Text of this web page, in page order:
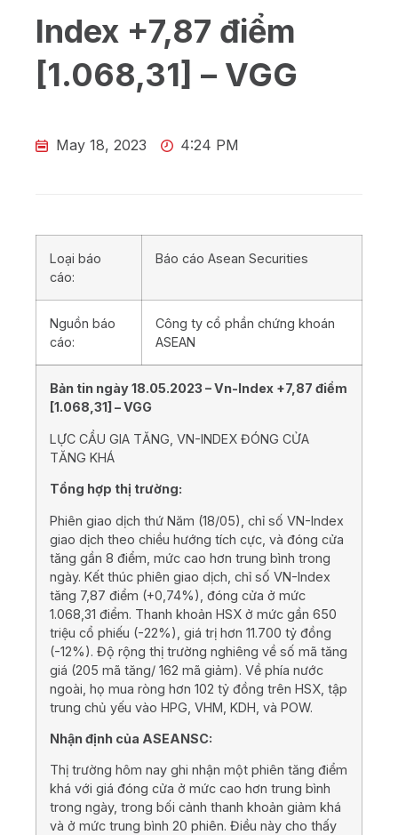
Index +7,87 điểm
[1.068,31] – VGG
May 18, 2023 4:24 PM
Loại báo
cáo:
Báo cáo Asean Securities
Nguồn báo
cáo:
Công ty cổ phần chứng khoán
ASEAN
Bản tin ngày18.05.2023 – Vn-Index +7,87 điểm
[1.068,31] –VGG
LỰC CẦU GIA TĂNG, VN-INDEX ĐÓNG CỬA
TĂNG KHÁ
Tổng hợp thị trường:
Phiên giao dịch thứ Năm (18/05), chỉ số VN-Index
giao dịch theo chiều hướng tích cực, và đóng cửa
tăng gần 8 điểm, mức cao hơn trung bình trong
ngày. Kết thúc phiên giao dịch, chỉ số VN-Index
tăng 7,87 điểm (+0,74%), đóng cửa ở mức
1.068,31 điểm. Thanh khoản HSX ở mức gần 650
triệu cổ phiếu (-22%), giá trị hơn 11.700 tỷ đồng
(-12%). Độ rộng thị trường nghiêng về số mã tăng
giá (205 mã tăng/ 162 mã giảm). Về phía nước
ngoài, họ mua ròng hơn 102 tỷ đồng trên HSX, tập
trung chủ yếu vào HPG, VHM, KDH, và POW.
Nhận định của ASEANSC:
Thị trường hôm nay ghi nhận một phiên tăng điểm
khá với giá đóng cửa ở mức cao hơn trung bình
trong ngày, trong bối cảnh thanh khoản giảm khá
và ở mức trung bình 20 phiên. Điều này cho thấy